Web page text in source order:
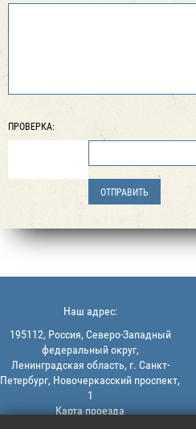
ПРОВЕРКА:
Наш адрес:
195112, Россия, Северо-Западный
федеральный округ,
Ленинградская область, г. Санкт-
Петербург, Новочеркасский проспект,
1
Карта проезда